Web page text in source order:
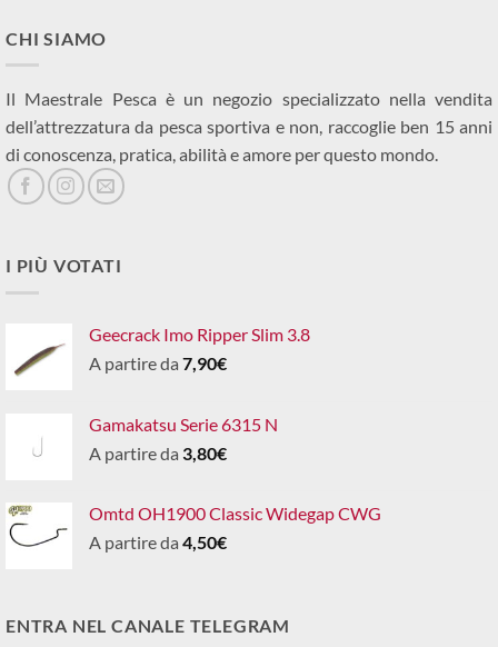
CHI SIAMO
Il Maestrale Pesca è un negozio specializzato nella vendita
dell’attrezzatura da pesca sportiva e non, raccoglie ben 15 anni
di conoscenza, pratica, abilità e amore per questo mondo.
I PIÙ VOTATI
Geecrack Imo Ripper Slim 3.8
A partire da 7,90€
Gamakatsu Serie 6315 N
A partire da 3,80€
Omtd OH1900 Classic Widegap CWG
A partire da 4,50€
ENTRA NEL CANALE TELEGRAM